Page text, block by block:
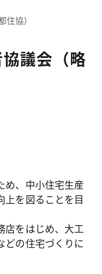
協）
議会（略
め、中小住宅生産
を図ることを目
店をはじめ、大工
どの住宅づくりに